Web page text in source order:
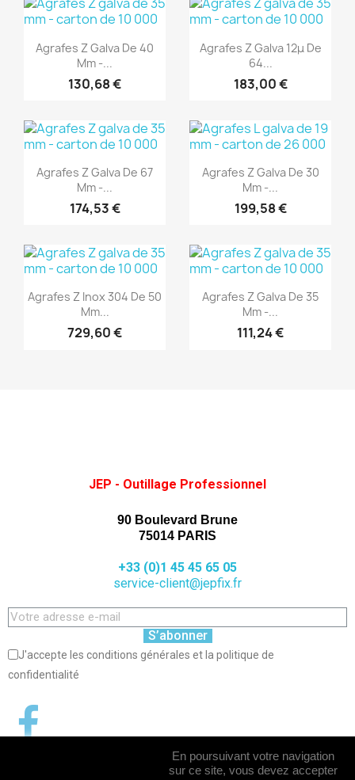
Aperçu rapide
Agrafes Z Galva De 40
Mm -...
130,68 €
(1)
Aperçu rapide
Agrafes Z Galva 12μ De
64...
183,00 €
(1)
Aperçu rapide
Agrafes Z Galva De 67
Mm -...
174,53 €
(1)
Aperçu rapide
Agrafes Z Galva De 30
Mm -...
199,58 €
(1)
Aperçu rapide
Agrafes Z Inox 304 De 50
Mm...
729,60 €
(1)
Aperçu rapide
Agrafes Z Galva De 35
Mm -...
111,24 €
(1)
JEP - Outillage Professionnel
90 Boulevard Brune
75014 PARIS
+33 (0)1 45 45 65 05
service-client@jepfix.fr
S’abonner
J'accepte les conditions générales et la politique de
confidentialité
En poursuivant votre navigation
sur ce site, vous devez accepter